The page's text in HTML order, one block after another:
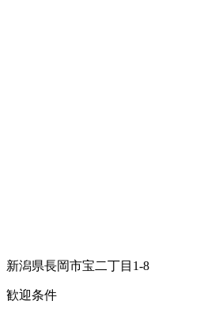
新潟県長岡市宝二丁目1-8
歓迎条件